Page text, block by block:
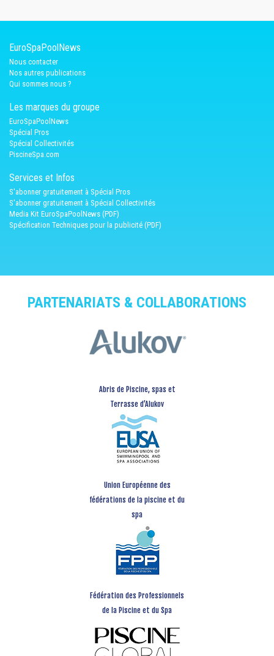
EuroSpaPoolNews
Nous contacter
Nos autres publications
Qui sommes nous ?
Les marques du groupe
EuroSpaPoolNews
Spécial Pros
Spécial Collectivités
PiscineSpa.com
Services et Infos
S'abonner gratuitement à Spécial Pros
S'abonner gratuitement à Spécial Collectivités
Media Kit EuroSpaPoolNews (PDF)
Spécification Techniques pour la publicité (PDF)
PARTENARIATS & COLLABORATIONS
Abris de Piscine, spas et
Terrasse d’Alukov
Union Européenne des
fédérations de la piscine et du
spa
Fédération des Professionnels
de la Piscine et du Spa